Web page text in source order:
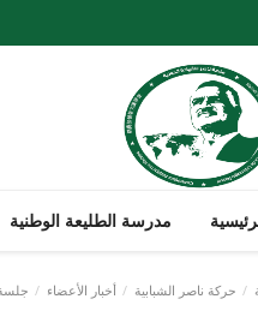
مدرسة الطليعة الوطنية
حركة ناصر الشبابية أخبار الأعضاء